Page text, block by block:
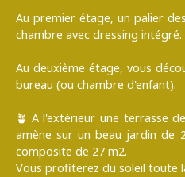
Au premier étage, un palier
chambre avec dressing intégré.
Au deuxième étage, vous
bureau (ou chambre d'enfant).
🪴 A l'extérieur une terrasse
amène sur un beau jardin de
composite de 27 m2.
Vous profiterez du soleil toute